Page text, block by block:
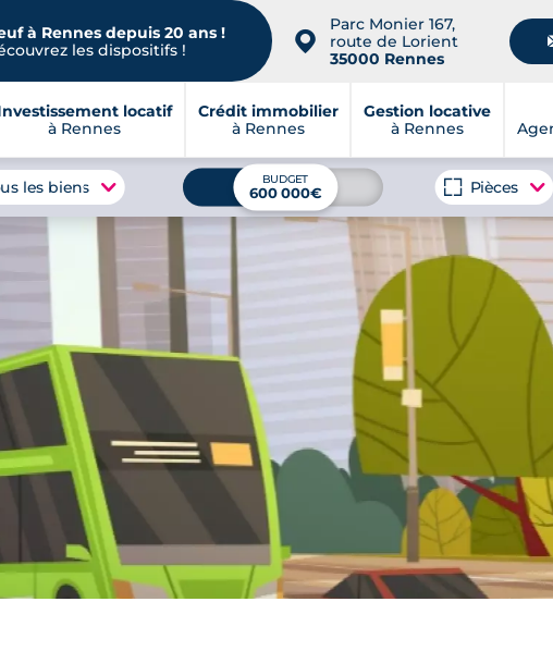
à Rennes depuis 20 ans !
les dispositifs !
📍
Parc Monier 167,
route de Lorient
35000 Rennes
locatif
à Rennes
Crédit immobilier
à Rennes
Gestion locative
à Rennes
les biens BUDGET
600 000€ Pièces